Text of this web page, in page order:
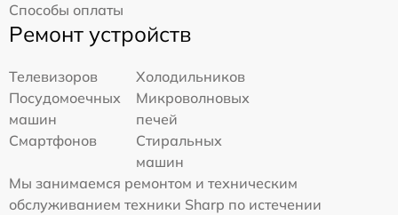
Способы оплаты
Ремонт устройств
Телевизоров
Холодильников
Посудомоечных
машин
Микроволновых
печей
Смартфонов
Стиральных
машин
Мы занимаемся ремонтом и техническим
обслуживанием техники Sharp по истечении